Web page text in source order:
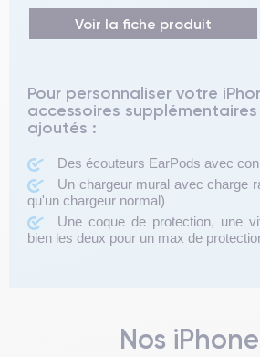
Voir la fiche produit
Pour personnaliser votre
accessoires
ajoutés :
Des écouteurs EarPods avec
Un chargeur mural avec charge
qu'un chargeur normal)
Une coque de protection, une
bien les deux pour un max de
Nos